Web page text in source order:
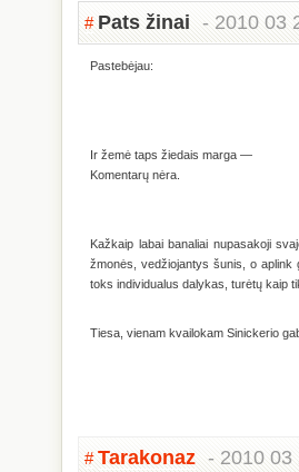
# Pats žinai - 2010 03
Pastebėjau:
Ir žemė taps žiedais marga —
Komentarų nėra.
Kažkaip labai banaliai nupasakoji
žmonės, vedžiojantys šunis, o
toks individualus dalykas, turėtų kaip
Tiesa, vienam kvailokam Sinickerio
# Tarakonaz - 2010 03